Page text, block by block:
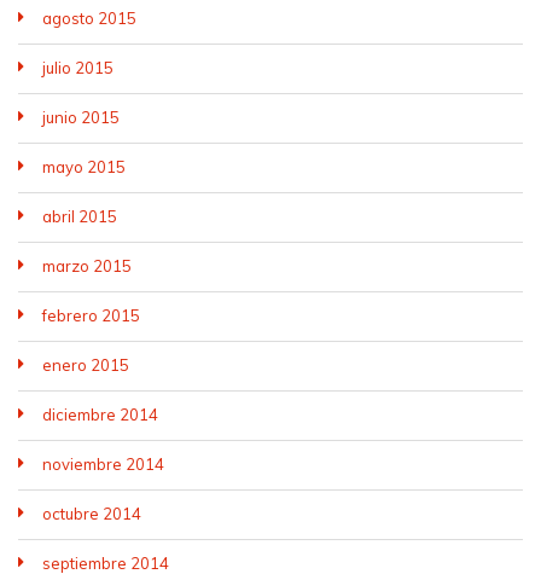
agosto 2015
julio 2015
junio 2015
mayo 2015
abril 2015
marzo 2015
febrero 2015
enero 2015
diciembre 2014
noviembre 2014
octubre 2014
septiembre 2014